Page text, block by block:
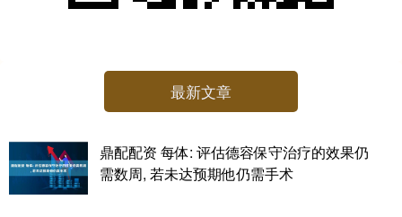
最新文章
鼎配配资 每体: 评估德容保守治疗的效果仍
需数周, 若未达预期他仍需手术